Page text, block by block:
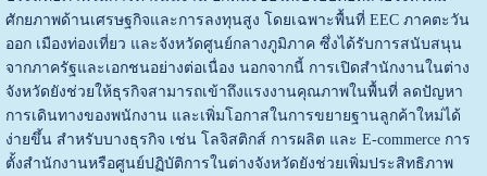
ศักยภาพด้านเศรษฐกิจและการลงทุนสูง โดยเฉพาะพื้นที่ EEC ภาคตะวัน
ออก เมืองท่องเที่ยว และจังหวัดศูนย์กลางภูมิภาค ซึ่งได้รับการสนับสนุน
จากภาครัฐและเอกชนอย่างต่อเนื่อง นอกจากนี้ การเปิดสำนักงานในต่าง
จังหวัดยังช่วยให้ธุรกิจสามารถเข้าถึงแรงงานคุณภาพในพื้นที่ ลดปัญหา
การเดินทางของพนักงาน และเพิ่มโอกาสในการขยายฐานลูกค้าใหม่ได้
ง่ายขึ้น สำหรับบางธุรกิจ เช่น โลจิสติกส์ การผลิต และ E-commerce การ
ตั้งสำนักงานหรือศูนย์ปฏิบัติการในต่างจังหวัดยังช่วยเพิ่มประสิทธิภาพ